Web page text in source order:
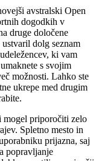
avstralski Open
dogodkih v
druge določene
dolg seznam
ki vam
s svojim
možnosti. Lahko ste
ukrepe med drugim
mogel priporočiti zelo
Spletno mesto in
prijazna, saj
popravljanje